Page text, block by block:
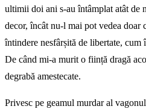
ultimii doi ani s-au întâmplat atât de
decor, încât nu-l mai pot vedea doar
întindere nesfârșită de libertate, cum
De când mi-a murit o ființă dragă
degrabă amestecate.
Privesc pe geamul murdar al